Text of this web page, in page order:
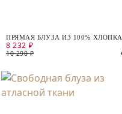
ПРЯМАЯ БЛУЗА ИЗ 100% ХЛОПКА
8 232 ₽
10 290 ₽